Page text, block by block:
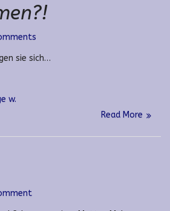
sie sich…
w.
Read More